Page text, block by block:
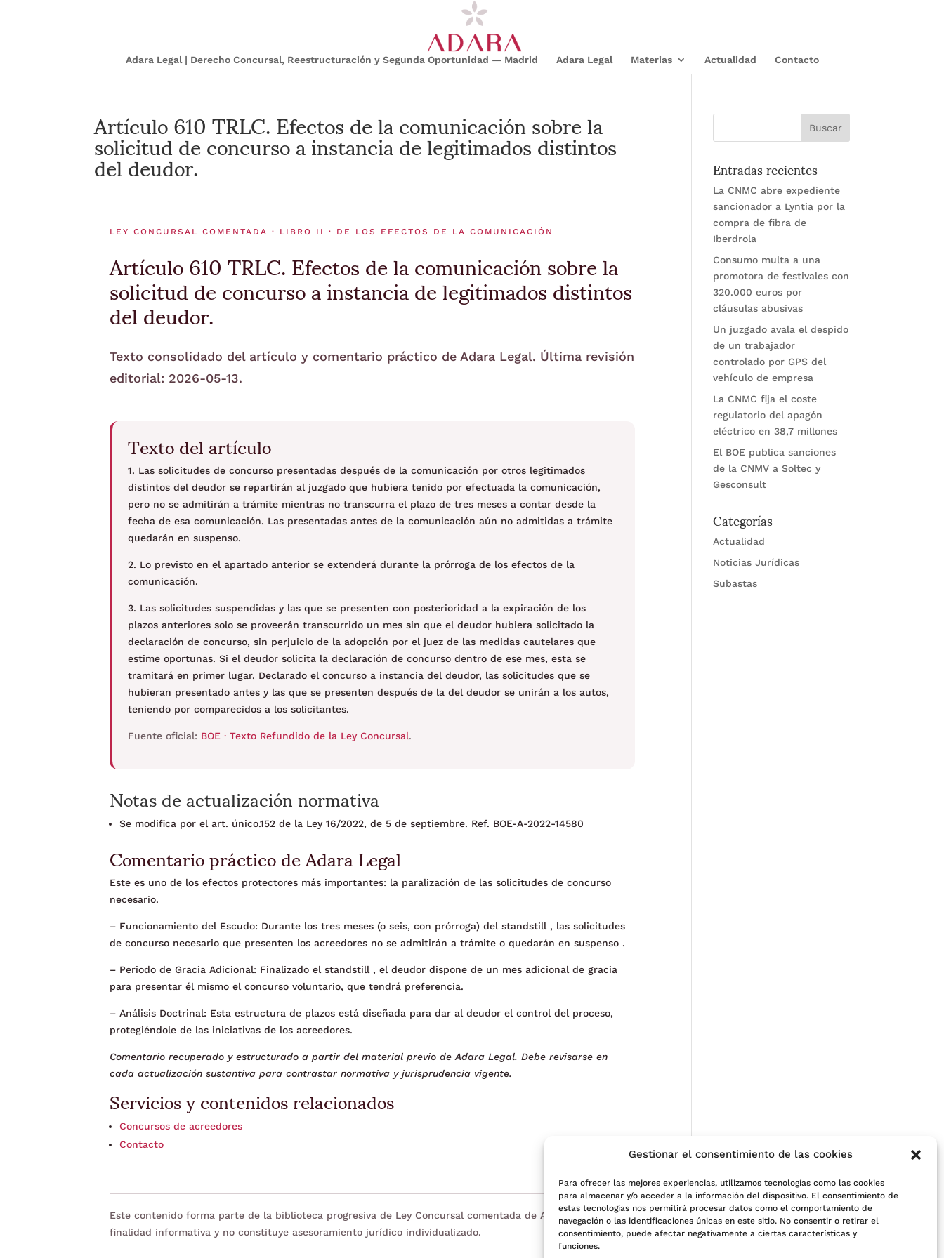
Gestionar el consentimiento de las cookies
Para ofrecer las mejores experiencias, utilizamos tecnologías como las cookies
para almacenar y/o acceder a la información del dispositivo. El consentimiento de
estas tecnologías nos permitirá procesar datos como el comportamiento de
navegación o las identificaciones únicas en este sitio. No consentir o retirar el
consentimiento, puede afectar negativamente a ciertas características y
funciones.
Adara Legal | Derecho Concursal, Reestructuración y Segunda Oportunidad — Madrid Adara Legal Materias Actualidad Contacto
Artículo 610 TRLC. Efectos de la comunicación sobre la
solicitud de concurso a instancia de legitimados distintos
del deudor.
LEY CONCURSAL COMENTADA · LIBRO II · DE LOS EFECTOS DE LA COMUNICACIÓN
Artículo 610 TRLC. Efectos de la comunicación sobre la
solicitud de concurso a instancia de legitimados distintos
del deudor.
Texto consolidado del artículo y comentario práctico de Adara Legal. Última revisión
editorial: 2026-05-13.
Texto del artículo
1. Las solicitudes de concurso presentadas después de la comunicación por otros legitimados
distintos del deudor se repartirán al juzgado que hubiera tenido por efectuada la comunicación,
pero no se admitirán a trámite mientras no transcurra el plazo de tres meses a contar desde la
fecha de esa comunicación. Las presentadas antes de la comunicación aún no admitidas a trámite
quedarán en suspenso.
2. Lo previsto en el apartado anterior se extenderá durante la prórroga de los efectos de la
comunicación.
3. Las solicitudes suspendidas y las que se presenten con posterioridad a la expiración de los
plazos anteriores solo se proveerán transcurrido un mes sin que el deudor hubiera solicitado la
declaración de concurso, sin perjuicio de la adopción por el juez de las medidas cautelares que
estime oportunas. Si el deudor solicita la declaración de concurso dentro de ese mes, esta se
tramitará en primer lugar. Declarado el concurso a instancia del deudor, las solicitudes que se
hubieran presentado antes y las que se presenten después de la del deudor se unirán a los autos,
teniendo por comparecidos a los solicitantes.
Fuente oficial: BOE · Texto Refundido de la Ley Concursal.
Notas de actualización normativa
Se modifica por el art. único.152 de la Ley 16/2022, de 5 de septiembre. Ref. BOE-A-2022-14580
Comentario práctico de Adara Legal
Este es uno de los efectos protectores más importantes: la paralización de las solicitudes de concurso
necesario.
– Funcionamiento del Escudo: Durante los tres meses (o seis, con prórroga) del standstill , las solicitudes
de concurso necesario que presenten los acreedores no se admitirán a trámite o quedarán en suspenso .
– Periodo de Gracia Adicional: Finalizado el standstill , el deudor dispone de un mes adicional de gracia
para presentar él mismo el concurso voluntario, que tendrá preferencia.
– Análisis Doctrinal: Esta estructura de plazos está diseñada para dar al deudor el control del proceso,
protegiéndole de las iniciativas de los acreedores.
Comentario recuperado y estructurado a partir del material previo de Adara Legal. Debe revisarse en
cada actualización sustantiva para contrastar normativa y jurisprudencia vigente.
Servicios y contenidos relacionados
Concursos de acreedores
Contacto
Este contenido forma parte de la biblioteca progresiva de Ley Concursal comentada de Adara Legal. Tiene
finalidad informativa y no constituye asesoramiento jurídico individualizado.
Entradas recientes
La CNMC abre expediente
sancionador a Lyntia por la
compra de fibra de
Iberdrola
Consumo multa a una
promotora de festivales con
320.000 euros por
cláusulas abusivas
Un juzgado avala el despido
de un trabajador
controlado por GPS del
vehículo de empresa
La CNMC fija el coste
regulatorio del apagón
eléctrico en 38,7 millones
El BOE publica sanciones
de la CNMV a Soltec y
Gesconsult
Categorías
Actualidad
Noticias Jurídicas
Subastas